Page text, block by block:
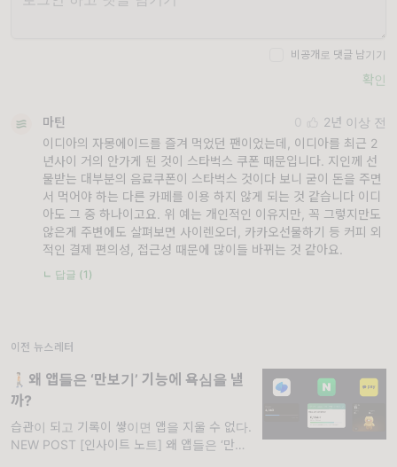
비공개로 댓글 남기기
확인
마틴 0
2년 이상 전
이디아의 자몽에이드를 즐겨 먹었던 팬이었는데, 이디아를 최근 2
년사이 거의 안가게 된 것이 스타벅스 쿠폰 때문입니다. 지인께 선
물받는 대부분의 음료쿠폰이 스타벅스 것이다 보니 굳이 돈을 주면
서 먹어야 하는 다른 카페를 이용 하지 않게 되는 것 같습니다 이디
아도 그 중 하나이고요. 위 예는 개인적인 이유지만, 꼭 그렇지만도
않은게 주변에도 살펴보면 사이렌오더, 카카오선물하기 등 커피 외
적인 결제 편의성, 접근성 때문에 많이들 바뀌는 것 같아요.
ㄴ 답글 (1)
이전 뉴스레터
🚶🏻왜 앱들은 ‘만보기’ 기능에 욕심을 낼
까?
습관이 되고 기록이 쌓이면 앱을 지울 수 없다.
NEW POST [인사이트 노트] 왜 앱들은 ‘만보